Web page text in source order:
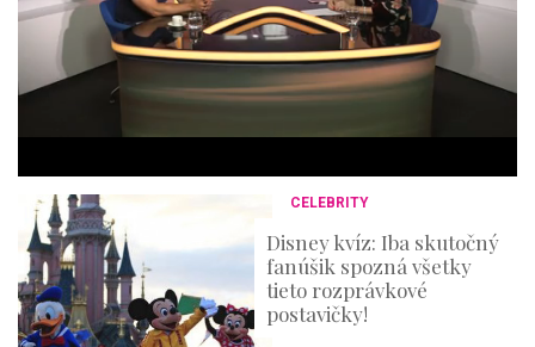
e
6
CELEBRITY
Disney kvíz: Iba skutočný
fanúšik spozná všetky
tieto rozprávkové
postavičky!